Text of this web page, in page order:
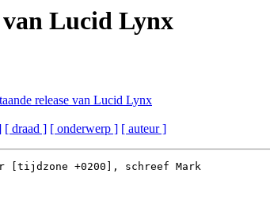
van Lucid Lynx
release van Lucid Lynx
[ draad ] [ onderwerp ] [ auteur ]
[tijdzone +0200], schreef Mark